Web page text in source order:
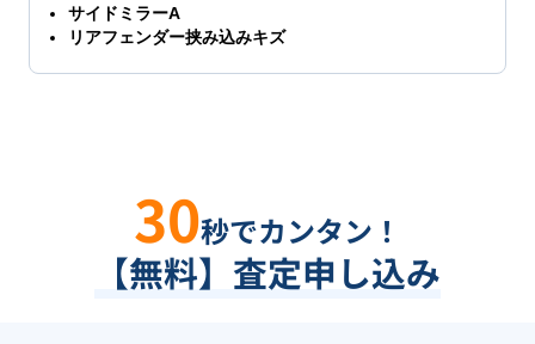
サイドミラーA
リアフェンダー挟み込みキズ
30秒でカンタン！
【無料】査定申し込み